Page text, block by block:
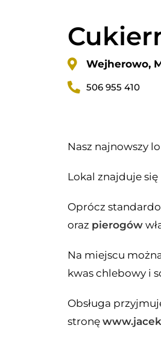
Wejherowo,
506 955 410
Nasz najnowszy
Lokal znajduje
Oprócz
oraz pierogów
Na miejscu
kwas chlebowy i
Obsługa
stronę